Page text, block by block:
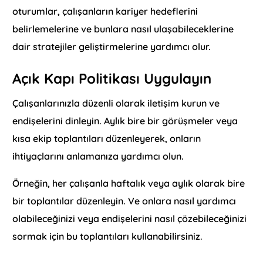
oturumlar, çalışanların kariyer hedeflerini
belirlemelerine ve bunlara nasıl ulaşabileceklerine
dair stratejiler geliştirmelerine yardımcı olur.
Açık Kapı Politikası Uygulayın
Çalışanlarınızla düzenli olarak iletişim kurun ve
endişelerini dinleyin. Aylık bire bir görüşmeler veya
kısa ekip toplantıları düzenleyerek, onların
ihtiyaçlarını anlamanıza yardımcı olun.
Örneğin, her çalışanla haftalık veya aylık olarak bire
bir toplantılar düzenleyin. Ve onlara nasıl yardımcı
olabileceğinizi veya endişelerini nasıl çözebileceğinizi
sormak için bu toplantıları kullanabilirsiniz.